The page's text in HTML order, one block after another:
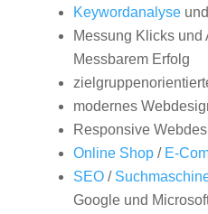
Keywordanalyse
Messung Klicks und
Messbarem Erfolg
modernes
Responsive
Online Shop/ E-
SEO/
Google und